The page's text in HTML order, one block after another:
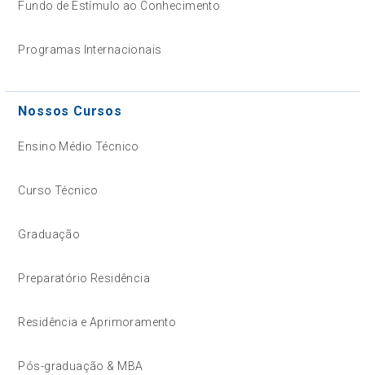
Fundo de Estímulo ao Conhecimento
Programas Internacionais
Nossos Cursos
Ensino Médio Técnico
Curso Técnico
Graduação
Preparatório Residência
Residência e Aprimoramento
Pós-graduação & MBA